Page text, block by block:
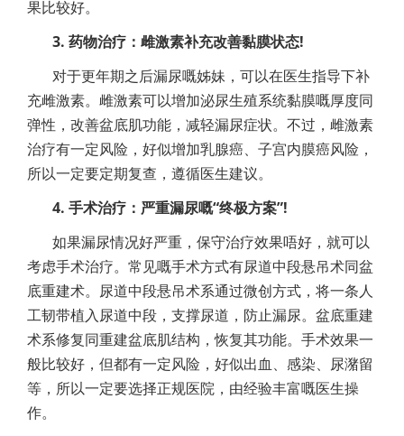
果比较好。
3. 药物治疗：雌激素补充改善黏膜状态!
对于更年期之后漏尿嘅姊妹，可以在医生指导下补
充雌激素。雌激素可以增加泌尿生殖系统黏膜嘅厚度同
弹性，改善盆底肌功能，减轻漏尿症状。不过，雌激素
治疗有一定风险，好似增加乳腺癌、子宫内膜癌风险，
所以一定要定期复查，遵循医生建议。
4. 手术治疗：严重漏尿嘅“终极方案”!
如果漏尿情况好严重，保守治疗效果唔好，就可以
考虑手术治疗。常见嘅手术方式有尿道中段悬吊术同盆
底重建术。尿道中段悬吊术系通过微创方式，将一条人
工韧带植入尿道中段，支撑尿道，防止漏尿。盆底重建
术系修复同重建盆底肌结构，恢复其功能。手术效果一
般比较好，但都有一定风险，好似出血、感染、尿潴留
等，所以一定要选择正规医院，由经验丰富嘅医生操
作。